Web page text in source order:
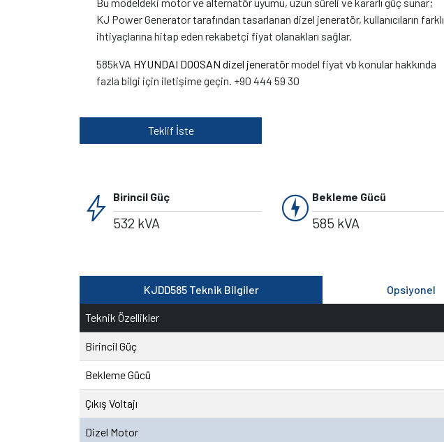
KJ Power Generator tarafından tasarlanan dizel jeneratör, kullanıcıların farklı
ihtiyaçlarına hitap eden rekabetçi fiyat olanakları sağlar.
585kVA HYUNDAI DOOSAN dizel jeneratörmodel fiyat vb konular hakkında
fazla bilgi için iletişime geçin. +90 444 59 30
Teklif İste
bolt Birincil Güç
532 kVA charger Bekleme Gücü
585 kVA
KJDD585 Teknik Bilgiler Opsiyonel
Teknik Özellikler
Birincil Güç
Bekleme Gücü
Çıkış Voltajı
Dizel Motor